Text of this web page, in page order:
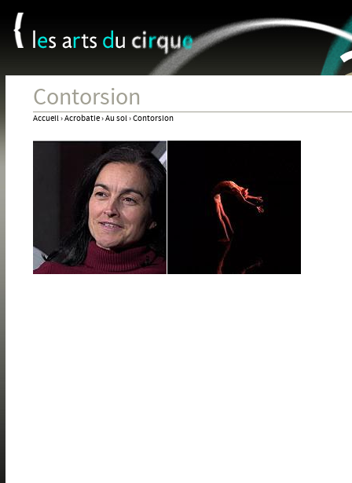
Contorsion
Vous
Accueil›Acrobatie›Au sol›Contorsion
Panneau de gestion des cookies